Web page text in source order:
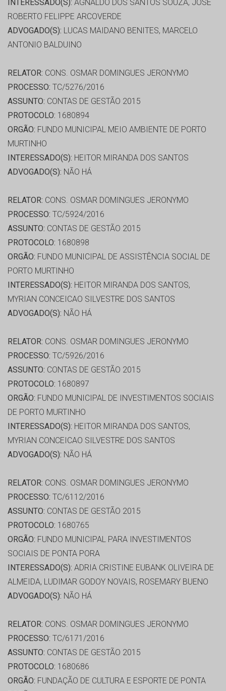
INTERESSADO(S): AGNALDO DOS SANTOS SOUZA, JOSE
ROBERTO FELIPPE ARCOVERDE
ADVOGADO(S): LUCAS MAIDANO BENITES, MARCELO
ANTONIO BALDUINO
RELATOR: CONS. OSMAR DOMINGUES JERONYMO
PROCESSO: TC/5276/2016
ASSUNTO: CONTAS DE GESTÃO 2015
PROTOCOLO: 1680894
ORGÃO: FUNDO MUNICIPAL MEIO AMBIENTE DE PORTO
MURTINHO
INTERESSADO(S): HEITOR MIRANDA DOS SANTOS
ADVOGADO(S): NÃO HÁ
RELATOR: CONS. OSMAR DOMINGUES JERONYMO
PROCESSO: TC/5924/2016
ASSUNTO: CONTAS DE GESTÃO 2015
PROTOCOLO: 1680898
ORGÃO: FUNDO MUNICIPAL DE ASSISTÊNCIA SOCIAL DE
PORTO MURTINHO
INTERESSADO(S): HEITOR MIRANDA DOS SANTOS,
MYRIAN CONCEICAO SILVESTRE DOS SANTOS
ADVOGADO(S): NÃO HÁ
RELATOR: CONS. OSMAR DOMINGUES JERONYMO
PROCESSO: TC/5926/2016
ASSUNTO: CONTAS DE GESTÃO 2015
PROTOCOLO: 1680897
ORGÃO: FUNDO MUNICIPAL DE INVESTIMENTOS SOCIAIS
DE PORTO MURTINHO
INTERESSADO(S): HEITOR MIRANDA DOS SANTOS,
MYRIAN CONCEICAO SILVESTRE DOS SANTOS
ADVOGADO(S): NÃO HÁ
RELATOR: CONS. OSMAR DOMINGUES JERONYMO
PROCESSO: TC/6112/2016
ASSUNTO: CONTAS DE GESTÃO 2015
PROTOCOLO: 1680765
ORGÃO: FUNDO MUNICIPAL PARA INVESTIMENTOS
SOCIAIS DE PONTA PORA
INTERESSADO(S): ADRIA CRISTINE EUBANK OLIVEIRA DE
ALMEIDA, LUDIMAR GODOY NOVAIS, ROSEMARY BUENO
ADVOGADO(S): NÃO HÁ
RELATOR: CONS. OSMAR DOMINGUES JERONYMO
PROCESSO: TC/6171/2016
ASSUNTO: CONTAS DE GESTÃO 2015
PROTOCOLO: 1680686
ORGÃO: FUNDAÇÃO DE CULTURA E ESPORTE DE PONTA